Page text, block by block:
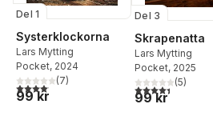
Del 1
Systerklockorna
Lars Mytting
Pocket, 2024
4,1utav 5 stjärnor. Totalt antal röster:
(7)
99 kr
Del 3
Skrapenatta
Lars Mytting
Pocket, 2025
4,4utav 5(5)
99 kr